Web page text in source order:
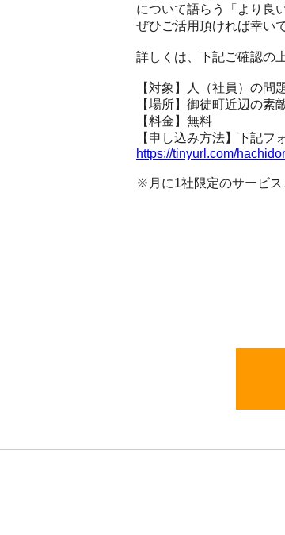
について語らう「より良
ぜひご活用頂ければ幸いで
詳しくは、下記ご確認の
【対象】人（社員）の問
【場所】御徒町近辺の素
【料金】無料
【申し込み方法】下記フ
https://tinyurl.com/
※月に1社限定のサービス